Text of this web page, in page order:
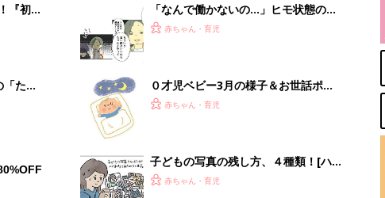
『初め
大特
たま
「なんで働かないの…」ヒモ状態の夫
の子を妊娠、話題のマンガ、著者イン
赤ちゃん・育児
０才児ベビー3月の様子＆お世話ポイ
ントを月齢別に解説
赤ちゃん・育児
子どもの写真の残し方、４種類！[ハ
ハのさけび #83]
赤ちゃん・育児